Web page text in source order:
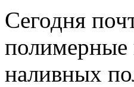
Сегодня
полимерные
наливных